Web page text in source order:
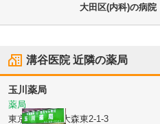
大田区(内科)の病
溝谷医院近隣の薬局
玉川薬局
薬局
東京都大田区 大森東2-1-3